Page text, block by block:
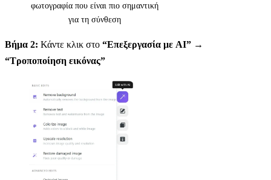
φωτογραφία που είναι πιο σημαντική
για τη σύνθεση
Βήμα 2: Κάντε κλικ στο “Επεξεργασία με AI” →
“Τροποποίηση εικόνας”